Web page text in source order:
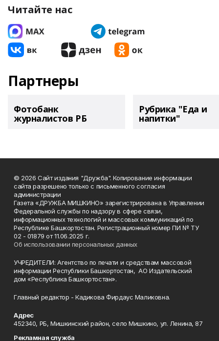
Читайте нас
Партнеры
Фотобанк
журналистов РБ
Рубрика "Еда и
напитки"
© 2026 Сайт издания "Дружба". Копирование информации
сайта разрешено только с письменного согласия
администрации
Газета «ДРУЖБА МИШКИНО» зарегистрирована в Управлении
Федеральной службы по надзору в сфере связи,
информационных технологий и массовых коммуникаций по
Республике Башкортостан. Регистрационный номер ПИ № ТУ
02 - 01879 от 11.06.2025 г.
Об использовании персональных данных
УЧРЕДИТЕЛИ: Агентство по печати и средствам массовой
информации Республики Башкортостан, АО Издательский
дом «Республика Башкортостан».
Главный редактор - Кадикова Фирдаус Маликовна.
Адрес
452340, РБ, Мишкинский район, село Мишкино, ул. Ленина, 87
Рекламная служба